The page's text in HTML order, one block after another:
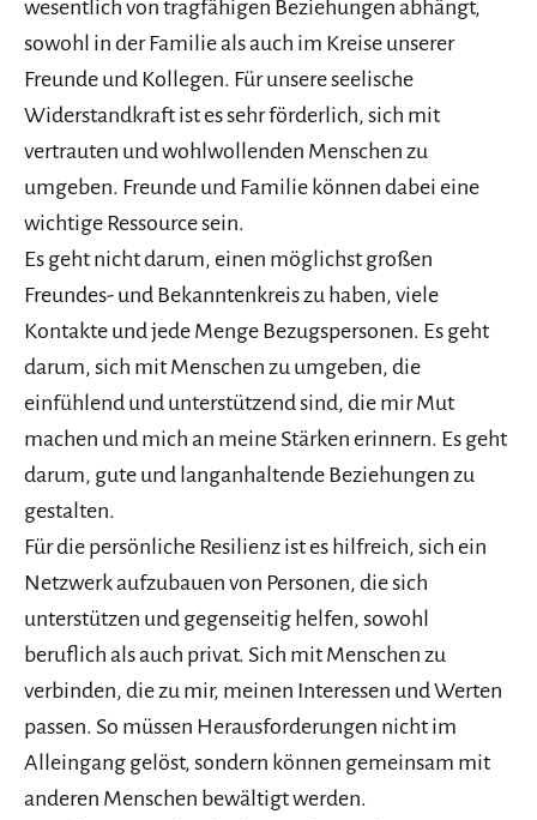
wesentlich von tragfähigen Beziehungen abhängt,
sowohl in der Familie als auch im Kreise unserer
Freunde und Kollegen. Für unsere seelische
Widerstandkraft ist es sehr förderlich, sich mit
vertrauten und wohlwollenden Menschen zu
umgeben. Freunde und Familie können dabei eine
wichtige Ressource sein.
Es geht nicht darum, einen möglichst großen
Freundes- und Bekanntenkreis zu haben, viele
Kontakte und jede Menge Bezugspersonen. Es geht
darum, sich mit Menschen zu umgeben, die
einfühlend und unterstützend sind, die mir Mut
machen und mich an meine Stärken erinnern. Es geht
darum, gute und langanhaltende Beziehungen zu
gestalten.
Für die persönliche Resilienz ist es hilfreich, sich ein
Netzwerk aufzubauen von Personen, die sich
unterstützen und gegenseitig helfen, sowohl
beruflich als auch privat. Sich mit Menschen zu
verbinden, die zu mir, meinen Interessen und Werten
passen. So müssen Herausforderungen nicht im
Alleingang gelöst, sondern können gemeinsam mit
anderen Menschen bewältigt werden.